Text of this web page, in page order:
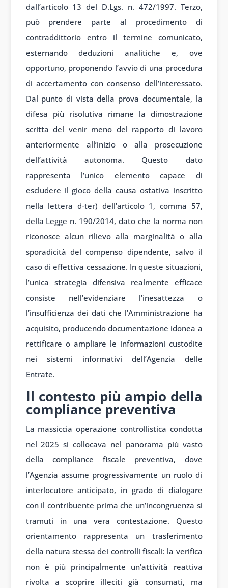
dall’articolo 13 del D.Lgs. n. 472/1997. Terzo,
può prendere parte al procedimento di
contraddittorio entro il termine comunicato,
esternando deduzioni analitiche e, ove
opportuno, proponendo l’avvio di una procedura
di accertamento con consenso dell’interessato.
Dal punto di vista della prova documentale, la
difesa più risolutiva rimane la dimostrazione
scritta del venir meno del rapporto di lavoro
anteriormente all’inizio o alla prosecuzione
dell’attività autonoma. Questo dato
rappresenta l’unico elemento capace di
escludere il gioco della causa ostativa inscritto
nella lettera d-ter) dell’articolo 1, comma 57,
della Legge n. 190/2014, dato che la norma non
riconosce alcun rilievo alla marginalità o alla
sporadicità del compenso dipendente, salvo il
caso di effettiva cessazione. In queste situazioni,
l’unica strategia difensiva realmente efficace
consiste nell’evidenziare l’inesattezza o
l’insufficienza dei dati che l’Amministrazione ha
acquisito, producendo documentazione idonea a
rettificare o ampliare le informazioni custodite
nei sistemi informativi dell’Agenzia delle
Entrate.
Il contesto più ampio della
compliance preventiva
La massiccia operazione controllistica condotta
nel 2025 si collocava nel panorama più vasto
della compliance fiscale preventiva, dove
l’Agenzia assume progressivamente un ruolo di
interlocutore anticipato, in grado di dialogare
con il contribuente prima che un’incongruenza si
tramuti in una vera contestazione. Questo
orientamento rappresenta un trasferimento
della natura stessa dei controlli fiscali: la verifica
non è più principalmente un’attività reattiva
rivolta a scoprire illeciti già consumati, ma